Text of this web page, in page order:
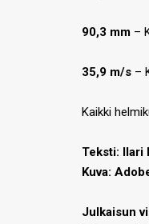
90,3 mm –
35,9 m/s –
Kaikki
Teksti: Ilari
Kuva:
Julkaisun